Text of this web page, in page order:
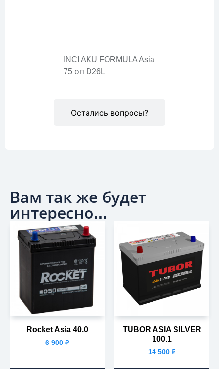
Остались вопросы?
INCI AKU FORMULA Asia
75 оп D26L
Вам так же будет
интересно...
Rocket Asia 40.0
6 900 ₽
TUBOR ASIA SILVER
100.1
14 500 ₽